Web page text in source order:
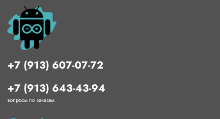
+7 (913) 607-07-72
+7 (913) 643-43-94
вопросы по заказам